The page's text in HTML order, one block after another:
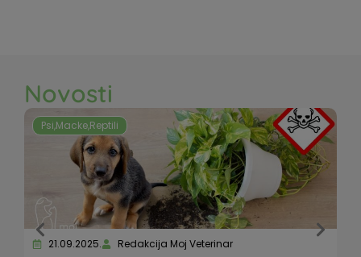
Novosti
Psi,Macke,Reptili
21.09.2025. Redakcija Moj Veterinar